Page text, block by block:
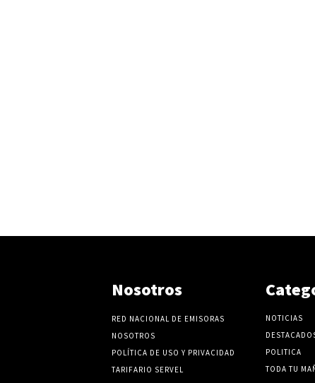
Nosotros
RED NACIONAL DE EMISORAS
NOSOTROS
POLÍTICA DE USO Y PRIVACIDAD
TARIFARIO SERVEL
NOTICIAS
POLITICA
TODA TU